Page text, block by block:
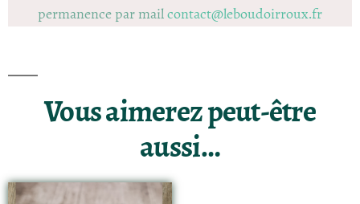
permanence par mailcontact@leboudoirroux.fr
Vous aimerez peut-être
aussi…